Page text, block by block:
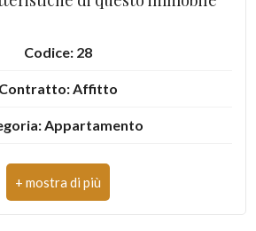
Codice: 28
Contratto: Affitto
Appartamento
Via Lombardi
CAP: 63073